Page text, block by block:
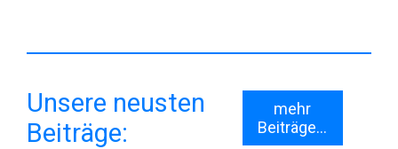
Unsere neusten
Beiträge:
mehr
Beiträge...